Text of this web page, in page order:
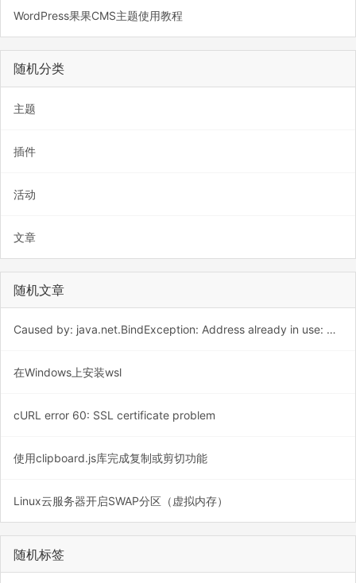
WordPress果果CMS主题使用教程
随机分类
主题
插件
活动
文章
随机文章
Caused by: java.net.BindException: Address already in use: bind
在Windows上安装wsl
cURL error 60: SSL certificate problem
使用clipboard.js库完成复制或剪切功能
Linux云服务器开启SWAP分区（虚拟内存）
随机标签